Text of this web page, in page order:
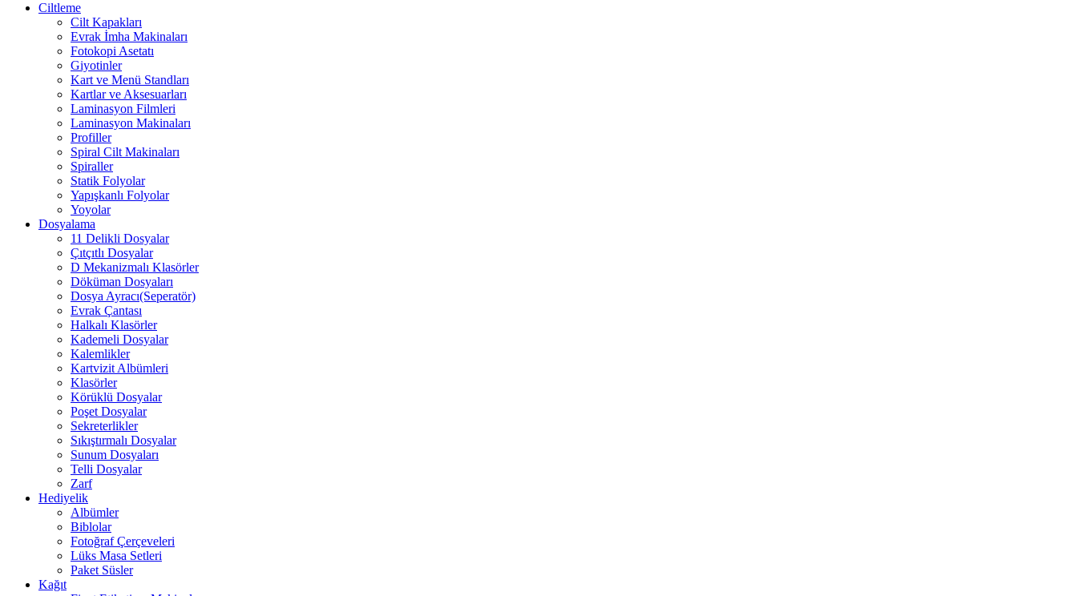
Ciltleme
Cilt Kapakları
Evrak İmha Makinaları
Fotokopi Asetatı
Giyotinler
Kart ve Menü Standları
Kartlar ve Aksesuarları
Laminasyon Filmleri
Laminasyon Makinaları
Profiller
Spiral Cilt Makinaları
Spiraller
Statik Folyolar
Yapışkanlı Folyolar
Yoyolar
Dosyalama
11 Delikli Dosyalar
Çıtçıtlı Dosyalar
D Mekanizmalı Klasörler
Döküman Dosyaları
Dosya Ayracı(Seperatör)
Evrak Çantası
Halkalı Klasörler
Kademeli Dosyalar
Kalemlikler
Kartvizit Albümleri
Klasörler
Körüklü Dosyalar
Poşet Dosyalar
Sekreterlikler
Sıkıştırmalı Dosyalar
Sunum Dosyaları
Telli Dosyalar
Zarf
Hediyelik
Albümler
Biblolar
Fotoğraf Çerçeveleri
Lüks Masa Setleri
Paket Süsler
Kağıt